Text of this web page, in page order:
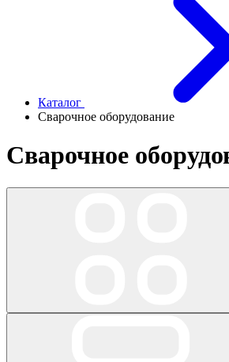
Каталог
Сварочное оборудование
Сварочное